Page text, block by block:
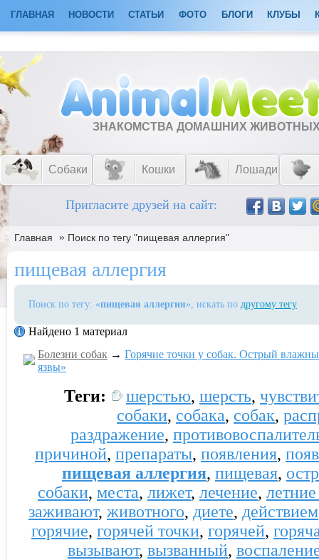
ГЛАВНАЯ НОВОСТИ СТАТЬИ ФОТО БЛОГИ КЛУБЫ
ЗНАКОМСТВА ДОМАШНИХ
Собаки Кошки Лошади
Пригласите друзей на сайт:
Главная » Поиск по тегу "пищевая аллергия"
пищевая аллергия
Поиск по тегу: «пищевая аллергия», искать по другому тегу
Найдено 1 материал
Болезни собак → Горячие точки у собак. Острый
язвы»
Теги: шерстью, шерсть,
собаки, собака, собак,
раздражение,
причиной, препараты, появления,
пищевая аллергия, пищевая,
собаки, места, лижет, лечение,
заживают, животного, диете, действием
горячие, горячей точки, горячей,
вызывают, вызванный,